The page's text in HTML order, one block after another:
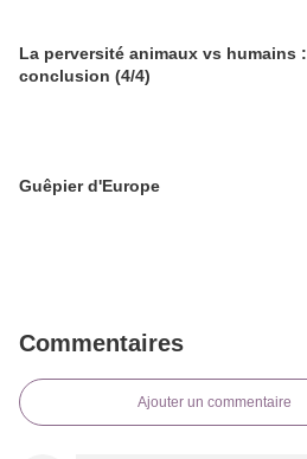
La perversité animaux vs humains :
conclusion (4/4)
Guêpier d'Europe
Commentaires
Ajouter un commentaire